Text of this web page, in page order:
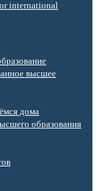
international
высшее
дома
образования